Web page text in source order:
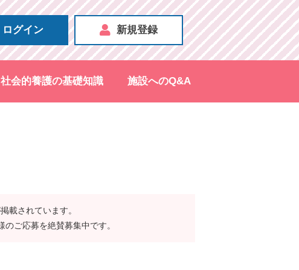
ログイン 新規登録
社会的養護の基礎知識 施設へのQ&A
載されています。
ご応募を絶賛募集中です。